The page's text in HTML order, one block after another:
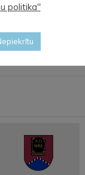
politika"